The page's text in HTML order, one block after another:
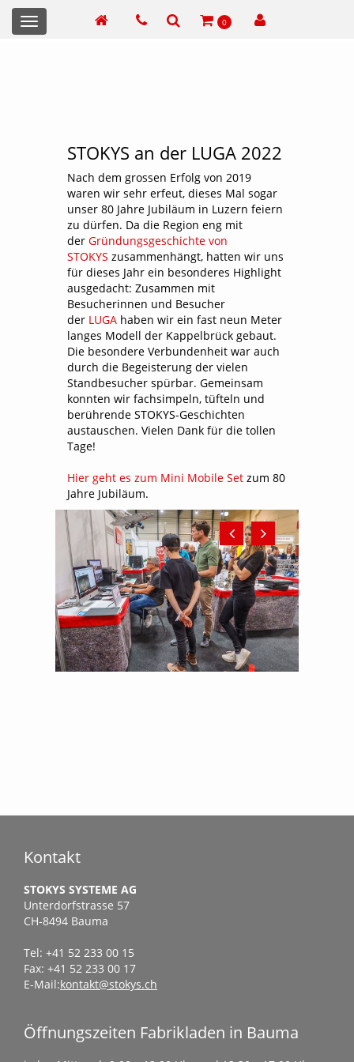
0
Toggle
navigation
STOKYS an der LUGA 2022
Nach dem grossen Erfolg von 2019
waren wir sehr erfeut, dieses Mal sogar
unser 80 Jahre Jubiläum in Luzern feiern
zu dürfen. Da die Region eng mit
der Gründungsgeschichte von
STOKYS zusammenhängt, hatten wir uns
für dieses Jahr ein besonderes Highlight
ausgedacht: Zusammen mit
Besucherinnen und Besucher
der LUGA haben wir ein fast neun Meter
langes Modell der Kappelbrück gebaut.
Die besondere Verbundenheit war auch
durch die Begeisterung der vielen
Standbesucher spürbar. Gemeinsam
konnten wir fachsimpeln, tüfteln und
berührende STOKYS-Geschichten
austauschen. Vielen Dank für die tollen
Tage!
Hier geht es zum Mini Mobile Set zum 80
Jahre Jubiläum.
Kontakt
STOKYS SYSTEME AG
Unterdorfstrasse 57
CH-8494 Bauma
Tel: +41 52 233 00 15
Fax: +41 52 233 00 17
E-Mail:kontakt@stokys.ch
Öffnungszeiten Fabrikladen in Bauma